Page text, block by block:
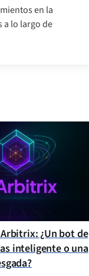
en la
a lo largo de
¿Un bot de
inteligente o una